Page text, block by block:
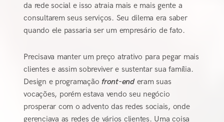
da rede social e isso atraia mais e mais gente a
consultarem seus serviços. Seu dilema era saber
quando ele passaria ser um empresário de fato.
Precisava manter um preço atrativo para pegar mais
clientes e assim sobreviver e sustentar sua família.
Design e programaçãofront-enderam suas
vocações, porém estava vendo seu negócio
prosperar com o advento das redes sociais, onde
gerenciava as redes de vários clientes. Uma coisa